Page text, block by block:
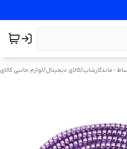
- ماندگارشاپ/کالای دیجیتال/لوازم جانبی